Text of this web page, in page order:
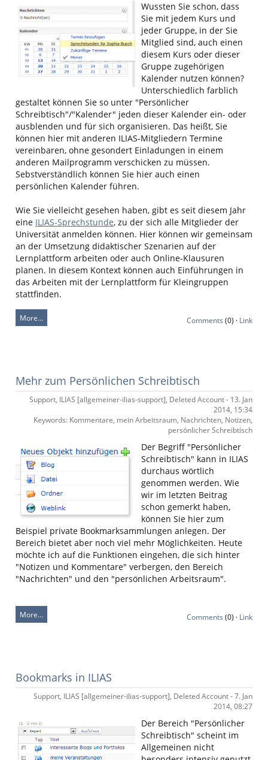
Wussten Sie schon, dass
Sie mit jedem Kurs und
jeder Gruppe, in der Sie
Mitglied sind, auch einen
diesem Kurs oder dieser
Gruppe zugehörigen
Kalender nutzen können?
Unterschiedlich farblich
gestaltet können Sie so unter "Persönlicher
Schreibtisch"/"Kalender" jeden dieser Kalender ein- oder
ausblenden und für sich organisieren. Das heißt, Sie
können hier mit anderen ILIAS-Mitgliedern Termine
vereinbaren, ohne gesondert Einladungen in einem
anderen Mailprogramm verschicken zu müssen.
Sebstverständlich können Sie hier auch einen
persönlichen Kalender führen.
Wie Sie vielleicht gesehen haben, gibt es seit diesem Jahr
eine ILIAS-Sprechstunde, zu der sich alle Mitglieder der
Universität anmelden können. Hier können wir gemeinsam
an der Umsetzung didaktischer Szenarien auf der
Lernplattform arbeiten oder auch Online-Klausuren
planen. In diesem Kontext können auch Einführungen in
das Arbeiten mit der Lernplattform für Kleingruppen
stattfinden.
More… Comments (0) · Link
Mehr zum Persönlichen Schreibtisch
Support, ILIAS [allgemeiner-ilias-support], Deleted Account - 13. Jan
2014, 15:34
Keywords: Kommentare, mein Arbeitsraum, Nachrichten, Notizen,
persönlicher Schreibtisch
Der Begriff "Persönlicher
Schreibtisch" kann in ILIAS
durchaus wörtlich
genommen werden. Wie
wir im letzten Beitrag
schon gemerkt haben,
können Sie hier zum
Beispiel private Bookmarksammlungen anlegen. Der
Bereich bietet aber noch viel mehr Möglichkeiten. Heute
möchte ich auf die Funktionen eingehen, die sich hinter
"Notizen und Kommentare" verbergen, den Bereich
"Nachrichten" und den "persönlichen Arbeitsraum".
More… Comments (0) · Link
Bookmarks in ILIAS
Support, ILIAS [allgemeiner-ilias-support], Deleted Account - 7. Jan
2014, 08:27
Der Bereich "Persönlicher
Schreibtisch" scheint im
Allgemeinen nicht